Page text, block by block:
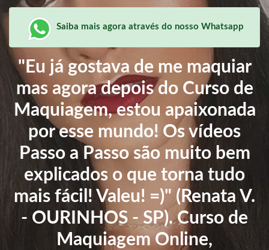
Saiba mais agora através do nosso Whatsapp
"Eu já gostava de me maquiar
mas agora depois do Curso de
Maquiagem, estou apaixonada
por esse mundo! Os vídeos
Passo a Passo são muito bem
explicados o que torna tudo
mais fácil! Valeu! =)" (Renata V.
- OURINHOS - SP). Curso de
Maquiagem Online,